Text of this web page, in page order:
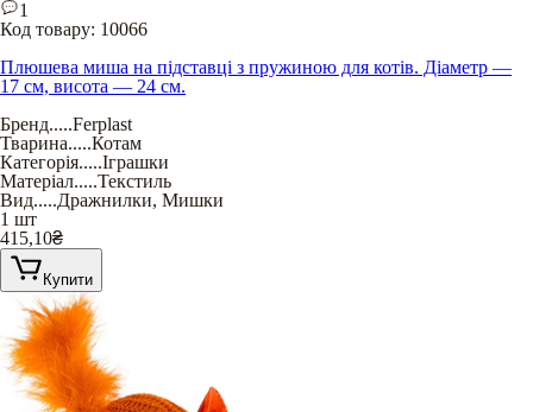
1
Код товару: 10066
Плюшева миша на підставці з пружиною для котів. Діаметр —
17 см, висота — 24 см.
Бренд.....Ferplast
Тварина.....Котам
Категорія.....Іграшки
Матеріал.....Текстиль
Вид.....Дражнилки, Мишки
1 шт
415,10₴
Купити